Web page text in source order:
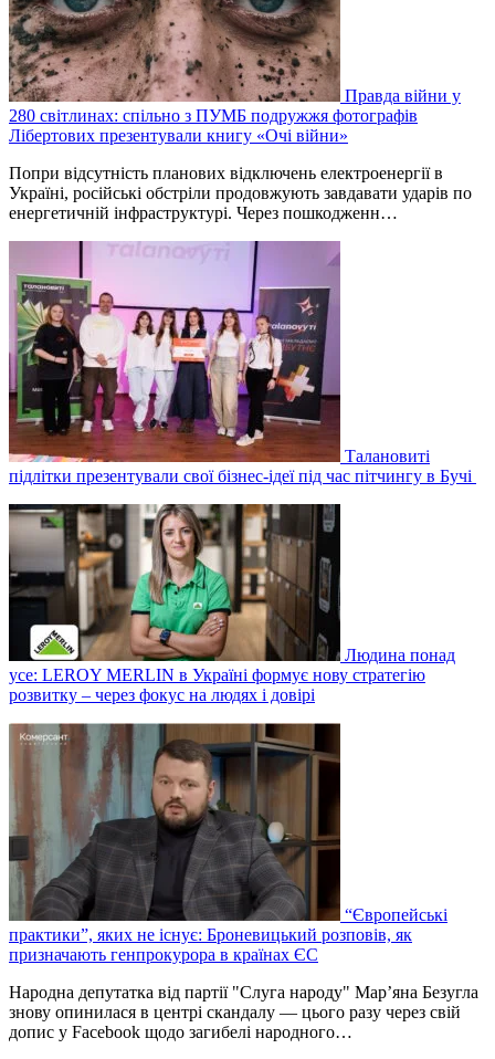
Правда війни у
280 світлинах: спільно з ПУМБ подружжя фотографів
Лібертових презентували книгу «Очі війни»
Попри відсутність планових відключень електроенергії в
Україні, російські обстріли продовжують завдавати ударів по
енергетичній інфраструктурі. Через пошкодженн…
Талановиті
підлітки презентували свої бізнес-ідеї під час пітчингу в Бучі
Людина понад
усе: LEROY MERLIN в Україні формує нову стратегію
розвитку – через фокус на людях і довірі
“Європейські
практики”, яких не існує: Броневицький розповів, як
призначають генпрокурора в країнах ЄС
Народна депутатка від партії "Слуга народу" Мар’яна Безугла
знову опинилася в центрі скандалу — цього разу через свій
допис у Facebook щодо загибелі народного…